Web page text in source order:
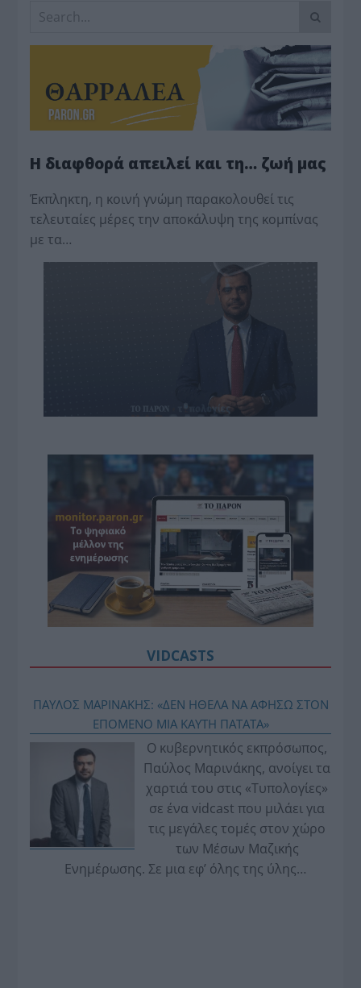
Η διαφθορά απειλεί και τη… ζωή μας
Έκπληκτη, η κοινή γνώμη παρακολουθεί τις
τελευταίες μέρες την αποκάλυψη της κο­μπίνας
με τα…
VIDCASTS
ΠΑΥΛΟΣ ΜΑΡΙΝΑΚΗΣ: «ΔΕΝ ΗΘΕΛΑ ΝΑ ΑΦΗΣΩ ΣΤΟΝ
ΕΠΟΜΕΝΟ ΜΙΑ ΚΑΥΤΗ ΠΑΤΑΤΑ»
Ο κυβερνητικός εκπρόσωπος,
Παύλος Μαρινάκης, ανοίγει τα
χαρτιά του στις «Τυπολογίες»
σε ένα vidcast που μιλάει για
τις μεγάλες τομές στον χώρο
των Μέσων Μαζικής
Ενημέρωσης. Σε μια εφ’ όλης της ύλης